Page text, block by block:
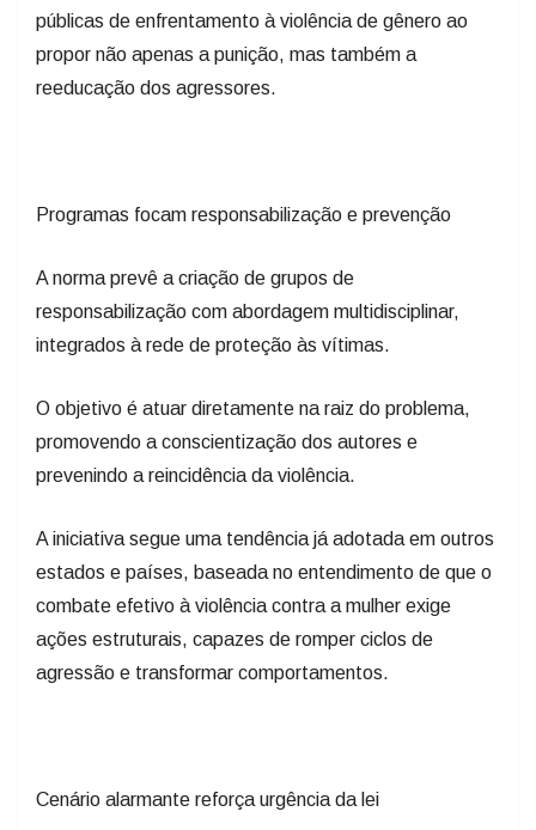
públicas de enfrentamento à violência de gênero ao
propor não apenas a punição, mas também a
reeducação dos agressores.
Programas focam responsabilização e prevenção
A norma prevê a criação de grupos de
responsabilização com abordagem multidisciplinar,
integrados à rede de proteção às vítimas.
O objetivo é atuar diretamente na raiz do problema,
promovendo a conscientização dos autores e
prevenindo a reincidência da violência.
A iniciativa segue uma tendência já adotada em outros
estados e países, baseada no entendimento de que o
combate efetivo à violência contra a mulher exige
ações estruturais, capazes de romper ciclos de
agressão e transformar comportamentos.
Cenário alarmante reforça urgência da lei